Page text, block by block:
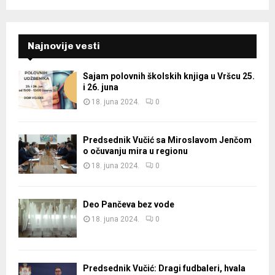
Najnovije vesti
Sajam polovnih školskih knjiga u Vršcu 25.
i 26. juna
18. juna 2024. 0
Predsednik Vučić sa Miroslavom Jenčom
o očuvanju mira u regionu
18. juna 2024. 0
Deo Pančeva bez vode
18. juna 2024. 0
Predsednik Vučić: Dragi fudbaleri, hvala